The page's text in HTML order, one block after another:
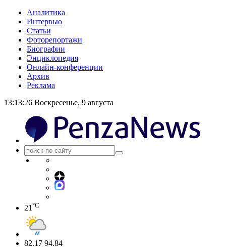
Аналитика
Интервью
Статьи
Фоторепортажи
Биографии
Энциклопедия
Онлайн-конференции
Архив
Реклама
13:13:26 Воскресенье, 9 августа
21 °C
82.17 94.84